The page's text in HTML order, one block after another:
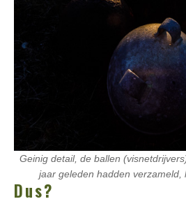
Geinig detail, de ballen
jaar geleden hadden verzameld,
Dus?